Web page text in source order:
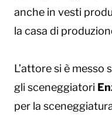
anche in vesti
la casa di
L’attore si è
gli sceneggiatori
per la